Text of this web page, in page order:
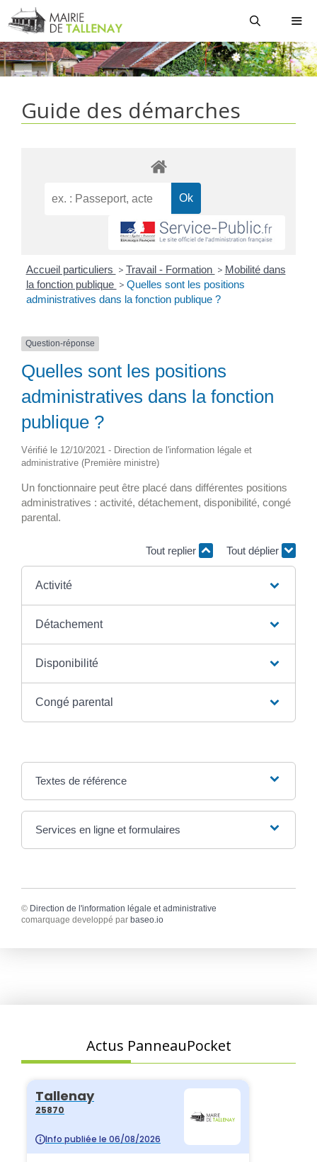
Aller
au
contenu
Guide des démarches
Accueil particuliers > Travail - Formation > Mobilité dans
la fonction publique > Quelles sont les positions
administratives dans la fonction publique ?
Question-réponse
Quelles sont les positions
administratives dans la fonction
publique ?
Vérifié le 12/10/2021 - Direction de l'information légale et
administrative (Première ministre)
Un fonctionnaire peut être placé dans différentes positions
administratives : activité, détachement, disponibilité, congé
parental.
Tout replier Tout déplier
Activité
Détachement
Disponibilité
Congé parental
Textes de référence
Services en ligne et formulaires
© Direction de l'information légale et administrative
comarquage developpé par baseo.io
Actus PanneauPocket